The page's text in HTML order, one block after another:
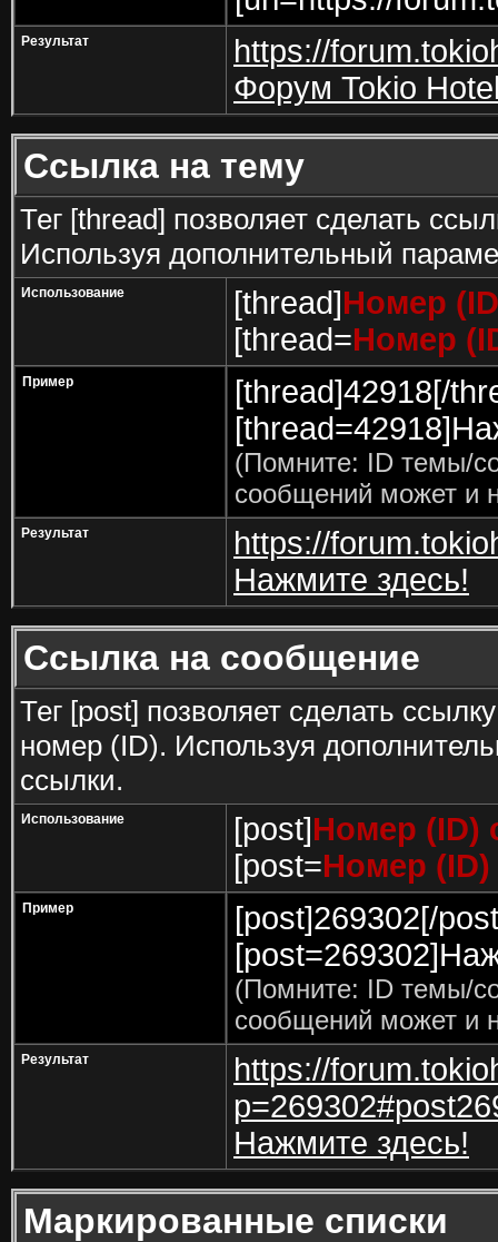
Результат
https://
Форум Tokio
Ссылка на тему
Тег [thread] позволяет сделать
Используя дополнительный
Использование [thread]Номер
[thread=Номер
Пример
[thread]42918[/
(Помните: ID темы/
сообщений может и
Результат
https://
Нажмите здесь!
Ссылка на сообщение
Тег [post] позволяет сделать
номер (ID). Используя
ссылки.
Использование [post]Номер (ID)
[post=Номер
Пример
[post]269302[/
(Помните: ID темы/
сообщений может и
Результат
https://
Нажмите здесь!
Маркированные списки